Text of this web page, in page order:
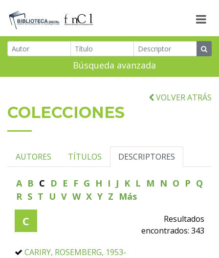
Búsqueda avanzada
VOLVER ATRÁS
COLECCIONES
AUTORES TÍTULOS DESCRIPTORES
A B C D E F G H I J K L M N O P Q
R S T U V W X Y Z Más
C
Resultados
encontrados: 343
CARIRY, ROSEMBERG, 1953-